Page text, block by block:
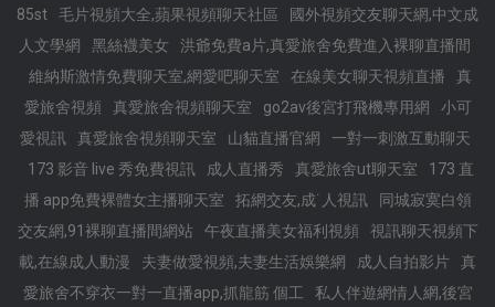
85st
毛片視頻大全,蘋果視頻聊天社區
國外視頻交友聊天網,中文成
人文學網
黑絲襪美女
洪爺免費a片,真愛旅舍免費進入裸聊直播間
維納斯激情免費聊天室,網愛吧聊天室
在線美女聊天視頻直播
真
愛旅舍視頻
真愛旅舍視頻聊天室 go2av後宮打飛機專用網
小可
愛視訊
真愛旅舍視頻聊天室 山貓直播官網
一對一刺激互動聊天
173 影音 live 秀免費視訊
成人直播秀 真愛旅舍ut聊天室
173 直
播 app免費裸體女主播聊天室
拓網交友,成˙人視訊
同城寂寞白領
交友網,91裸聊直播間網站
午夜直播美女福利視頻
視訊聊天視頻下
載,在線成人動漫
夫妻做愛視頻,夫妻生活娛樂網 成人自拍影片
真
愛旅舍不穿衣一對一直播app,抓龍筋 個工
私人伴遊網情人網,後宮